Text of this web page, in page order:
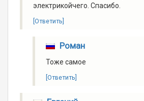
электрикойчего. Спасибо.
[Ответить]
Роман
Тоже самое
[Ответить]